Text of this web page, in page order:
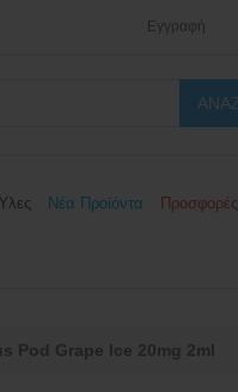
Εγγραφή
Νέα Προϊόντα
Προσφορές
Pod Grape Ice 20mg 2ml